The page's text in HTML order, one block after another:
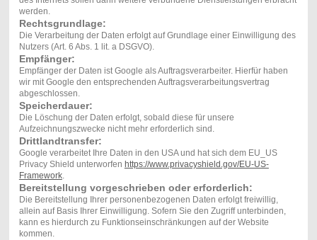
werden.
Rechtsgrundlage:
Die Verarbeitung der Daten erfolgt auf Grundlage einer Einwilligung des
Nutzers (Art. 6 Abs. 1 lit. a DSGVO).
Empfänger:
Empfänger der Daten ist Google als Auftragsverarbeiter. Hierfür haben
wir mit Google den entsprechenden Auftragsverarbeitungsvertrag
abgeschlossen.
Speicherdauer:
Die Löschung der Daten erfolgt, sobald diese für unsere
Aufzeichnungszwecke nicht mehr erforderlich sind.
Drittlandtransfer:
Google verarbeitet Ihre Daten in den USA und hat sich dem EU_US
Privacy Shield unterworfen https://www.privacyshield.gov/EU-US-
Framework.
Bereitstellung vorgeschrieben oder erforderlich:
Die Bereitstellung Ihrer personenbezogenen Daten erfolgt freiwillig,
allein auf Basis Ihrer Einwilligung. Sofern Sie den Zugriff unterbinden,
kann es hierdurch zu Funktionseinschränkungen auf der Website
kommen.